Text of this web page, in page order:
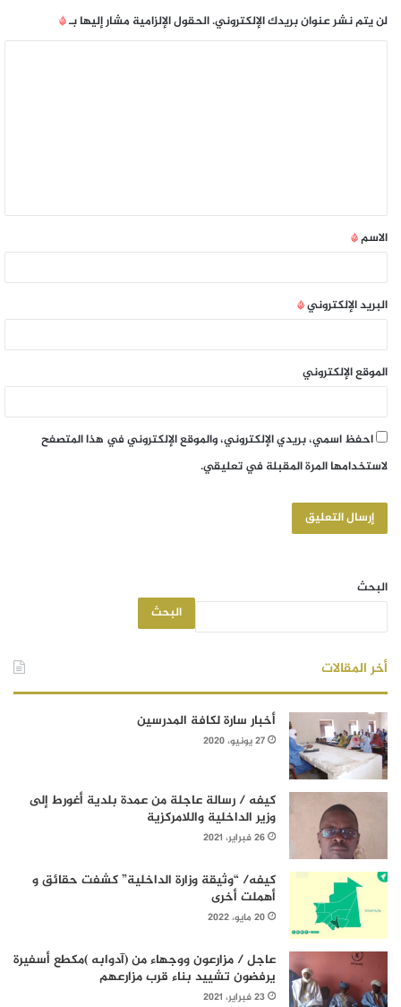
لن يتم نشر عنوان بريدك الإلكتروني.الحقول الإلزامية مشار إليها بـ*
الاسم*
البريد الإلكتروني*
الموقع الإلكتروني
احفظ اسمي، بريدي الإلكتروني، والموقع الإلكتروني في هذا المتصفح
لاستخدامها المرة المقبلة في تعليقي.
البحث
البحث
أخر المقالات
أخبار سارة لكافة المدرسين
27 يونيو، 2020
كيفه / رسالة عاجلة من عمدة بلدية أغورط إلى
وزير الداخلية واللامركزية
26 فبراير، 2021
كيفه/ “وثيقة وزارة الداخلية” كشفت حقائق و
أهملت أخرى
20 مايو، 2022
عاجل / مزارعون ووجهاء من (آدوابه )مكطع أسفيرة
يرفضون تشييد بناء قرب مزارعهم
23 فبراير، 2021